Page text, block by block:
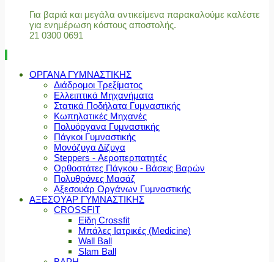
Για βαριά και μεγάλα αντικείμενα παρακαλούμε καλέστε
για ενημέρωση κόστους αποστολής.
21 0300 0691
ΟΡΓΑΝΑ ΓΥΜΝΑΣΤΙΚΗΣ
Διάδρομοι Τρεξίματος
Ελλειπτικά Μηχανήματα
Στατικά Ποδήλατα Γυμναστικής
Κωπηλατικές Μηχανές
Πολυόργανα Γυμναστικής
Πάγκοι Γυμναστικής
Μονόζυγα Δίζυγα
Steppers - Αεροπερπατητές
Ορθοστάτες Πάγκου - Βάσεις Βαρών
Πολυθρόνες Μασάζ
Αξεσουάρ Οργάνων Γυμναστικής
ΑΞΕΣΟΥΑΡ ΓΥΜΝΑΣΤΙΚΗΣ
CROSSFIT
Είδη Crossfit
Μπάλες Ιατρικές (Medicine)
Wall Ball
Slam Ball